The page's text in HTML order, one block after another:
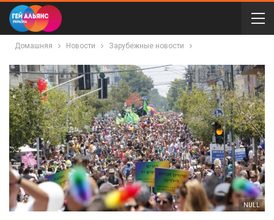
Домашняя Новости Зарубежные новости
NULL